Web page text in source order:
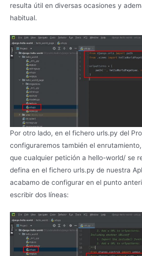
resulta útil en diversas ocasiones y
habitual.
Por otro lado, en el fichero urls.py del
configuraremos también el
que cualquier petición a hello-world/ se
defina en el fichero urls.py de nuestra
acabamo de configurar en el punto
escribir dos líneas: